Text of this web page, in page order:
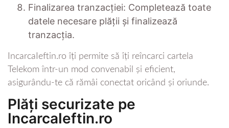
Finalizarea tranzacției: Completează toate
datele necesare plății și finalizează
tranzacția.
IncarcaIeftin.ro îți permite să îți reîncarci cartela
Telekom într-un mod convenabil și eficient,
asigurându-te că rămâi conectat oricând și oriunde.
Plăți securizate pe
IncarcaIeftin.ro